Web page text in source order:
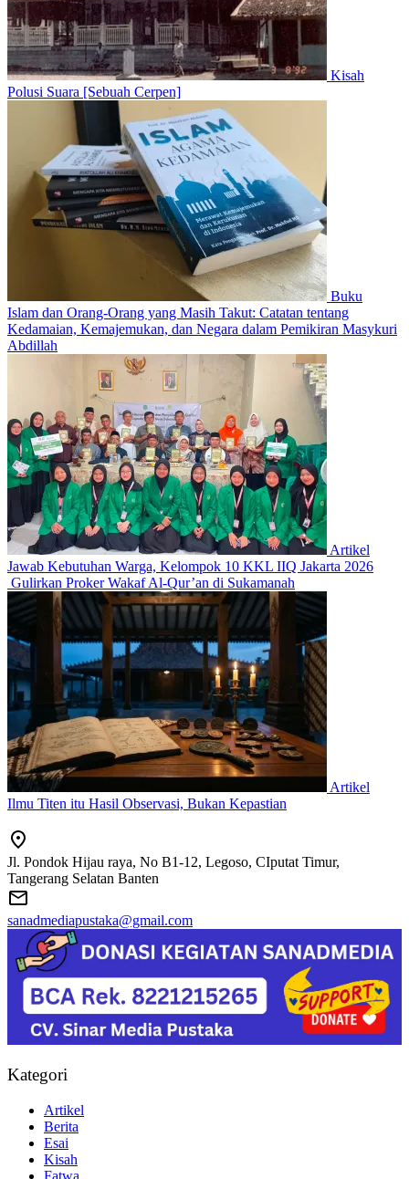
Kisah
Polusi Suara [Sebuah Cerpen]
Buku
Islam dan Orang-Orang yang Masih Takut: Catatan tentang
Kedamaian, Kemajemukan, dan Negara dalam Pemikiran Masykuri
Abdillah
Artikel
Jawab Kebutuhan Warga, Kelompok 10 KKL IIQ Jakarta 2026
Gulirkan Proker Wakaf Al-Qur’an di Sukamanah
Artikel
Ilmu Titen itu Hasil Observasi, Bukan Kepastian
Jl. Pondok Hijau raya, No B1-12, Legoso, CIputat Timur,
Tangerang Selatan Banten
sanadmediapustaka@gmail.com
Kategori
Artikel
Berita
Esai
Kisah
Fatwa